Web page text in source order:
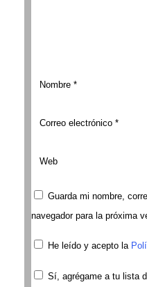
Guarda mi nombre,
navegador para la próxima
He leído y acepto la
Sí, agrégame a tu lista